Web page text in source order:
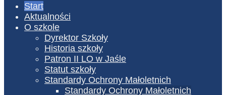
Start
Aktualności
O szkole
Dyrektor Szkoły
Historia szkoły
Patron II LO w Jaśle
Statut szkoły
Standardy Ochrony Małoletnich
Standardy Ochrony Małoletnich